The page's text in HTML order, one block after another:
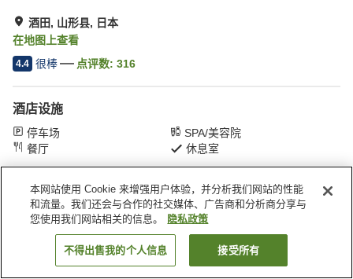
酒田, 山形县, 日本
在地图上查看
4.4 很棒 点评数: 316
酒店设施
停车场
SPA/美容院
餐厅
休息室
首页 日本 山形县 酒田 若叶旅馆
搜索客房
本网站使用 Cookie 来增强用户体验，并分析我们网站的性能
和流量。我们还会与合作的社交媒体、广告商和分析商分享与
您使用我们网站相关的信息。
隐私政策
不得出售我的个人信息 接受所有